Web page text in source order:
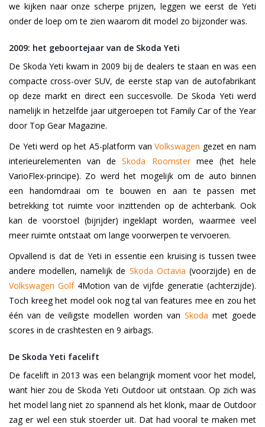
we kijken naar onze scherpe prijzen, leggen we eerst de Yeti
onder de loep om te zien waarom dit model zo bijzonder was.
2009: het geboortejaar van de Skoda Yeti
De Skoda Yeti kwam in 2009 bij de dealers te staan en was een
compacte cross-over SUV, de eerste stap van de autofabrikant
op deze markt en direct een succesvolle. De Skoda Yeti werd
namelijk in hetzelfde jaar uitgeroepen tot Family Car of the Year
door Top Gear Magazine.
De Yeti werd op het A5-platform vanVolkswagen gezet en nam
interieurelementen van deSkoda Roomstermee (het hele
VarioFlex-principe). Zo werd het mogelijk om de auto binnen
een handomdraai om te bouwen en aan te passen met
betrekking tot ruimte voor inzittenden op de achterbank. Ook
kan de voorstoel (bijrijder) ingeklapt worden, waarmee veel
meer ruimte ontstaat om lange voorwerpen te vervoeren.
Opvallend is dat de Yeti in essentie een kruising is tussen twee
andere modellen, namelijk de Skoda Octavia (voorzijde) en de
Volkswagen Golf4Motion van de vijfde generatie (achterzijde).
Toch kreeg het model ook nog tal van features mee en zou het
één van de veiligste modellen worden van Skoda met goede
scores in de crashtesten en 9 airbags.
De Skoda Yeti facelift
De facelift in 2013 was een belangrijk moment voor het model,
want hier zou de Skoda Yeti Outdoor uit ontstaan. Op zich was
het model lang niet zo spannend als het klonk, maar de Outdoor
zag er wel een stuk stoerder uit. Dat had vooral te maken met